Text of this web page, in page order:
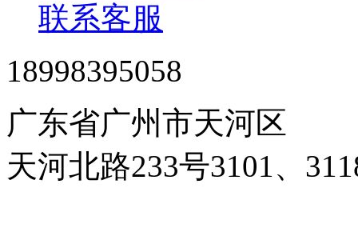
联系客服
18998395058
广东省广州市天河区
天河北路233号3101、